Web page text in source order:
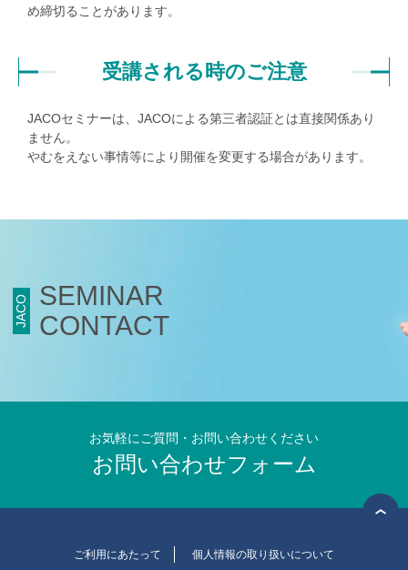
め締切ることがあります。
受講される時のご注意
JACOセミナーは、JACOによる第三者認証とは直接関係あり
ません。
やむをえない事情等により開催を変更する場合があります。
JACO SEMINAR
CONTACT
お気軽にご質問・お問い合わせください
お問い合わせフォーム
ご利用にあたって 個人情報の取り扱いについて